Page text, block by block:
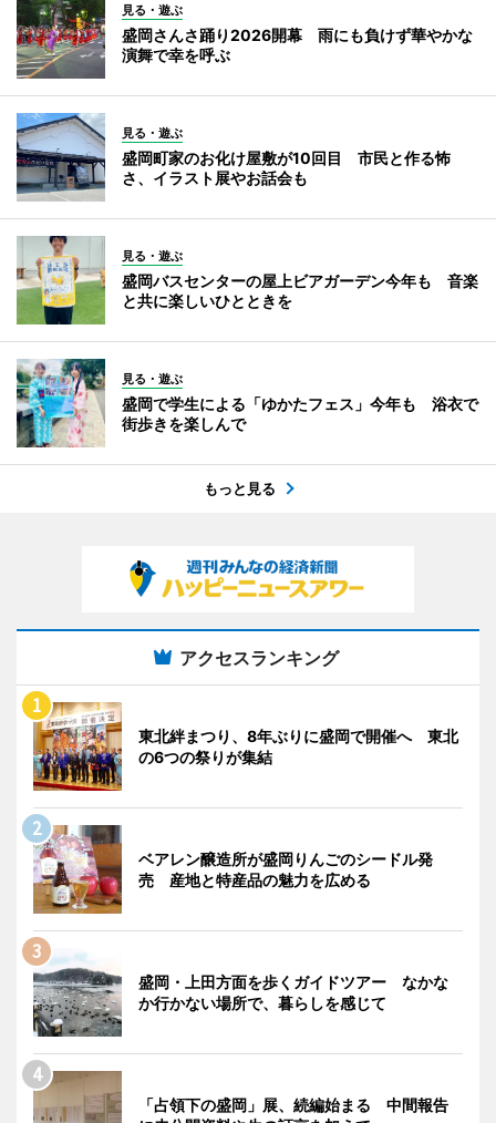
見る・遊ぶ
盛岡さんさ踊り2026開幕 雨にも負けず華やかな
演舞で幸を呼ぶ
見る・遊ぶ
盛岡町家のお化け屋敷が10回目 市民と作る怖
さ、イラスト展やお話会も
見る・遊ぶ
盛岡バスセンターの屋上ビアガーデン今年も 音楽
と共に楽しいひとときを
見る・遊ぶ
盛岡で学生による「ゆかたフェス」今年も 浴衣で
街歩きを楽しんで
もっと見る
アクセスランキング
東北絆まつり、8年ぶりに盛岡で開催へ 東北
の6つの祭りが集結
ベアレン醸造所が盛岡りんごのシードル発
売 産地と特産品の魅力を広める
盛岡・上田方面を歩くガイドツアー なかな
か行かない場所で、暮らしを感じて
「占領下の盛岡」展、続編始まる 中間報告